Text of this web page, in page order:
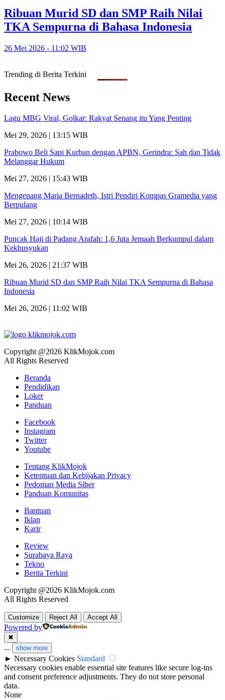
Ribuan Murid SD dan SMP Raih Nilai
TKA Sempurna di Bahasa Indonesia
26 Mei 2026 - 11:02 WIB
Trending di Berita Terkini
Recent News
Lagu MBG Viral, Golkar: Rakyat Senang itu Yang Penting
Mei 29, 2026 | 13:15 WIB
Prabowo Beli Sapi Kurban dengan APBN, Gerindra: Sah dan Tidak
Melanggar Hukum
Mei 27, 2026 | 15:43 WIB
Mengenang Maria Bernadeth, Istri Pendiri Kompas Gramedia yang
Berpulang
Mei 27, 2026 | 10:14 WIB
Puncak Haji di Padang Arafah: 1,6 Juta Jemaah Berkumpul dalam
Kekhusyukan
Mei 26, 2026 | 21:37 WIB
Ribuan Murid SD dan SMP Raih Nilai TKA Sempurna di Bahasa
Indonesia
Mei 26, 2026 | 11:02 WIB
Copyright @2026 KlikMojok.com
All Rights Reserved
Beranda
Pendidikan
Loker
Panduan
Facebook
Instagram
Twitter
Youtube
Tentang KlikMojok
Ketentuan dan Kebijakan Privacy
Pedoman Media Siber
Panduan Komunitas
Bantuan
Iklan
Karir
Review
Surabaya Raya
Tekno
Berita Terkini
Copyright @2026 KlikMojok.com
All Rights Reserved
Customize Reject All Accept All
Powered by
✖
... show more
► Necessary Cookies Standard
Necessary cookies enable essential site features like secure log-ins
and consent preference adjustments. They do not store personal
data.
None